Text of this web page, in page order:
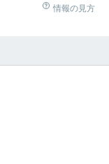
情報の見方